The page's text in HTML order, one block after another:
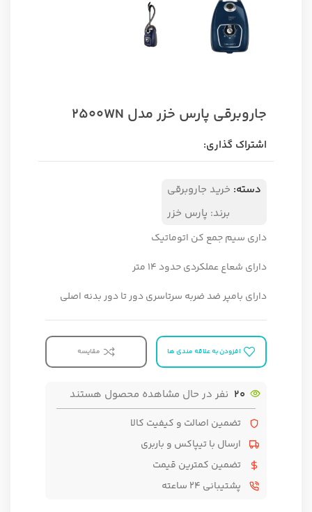
جاروبرقی پارس خزر مدل 2500WN
اشتراک گذاری:
دسته: خرید جاروبرقی
برند: پارس خزر
داری سیم جمع کن اتوماتیک
دارای شعاع عملکردی حدود 14 متر
دارای بامپر ضد ضربه سرتاسری دور تا دور بدنه اصلی
افزودن به علاقه مندی ها مقایسه
20 نفر در حال مشاهده محصول هستند
تضمین اصالت و کیفیت کالا
ارسال با تیپاکس و باربری
تضمین کمترین قیمت
پشتیبانی ۲۴ ساعته